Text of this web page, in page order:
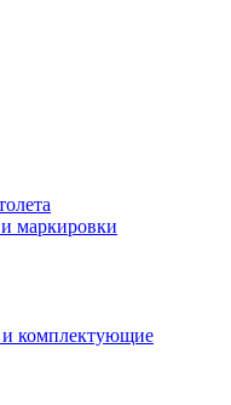
маркировки
и комплектующие